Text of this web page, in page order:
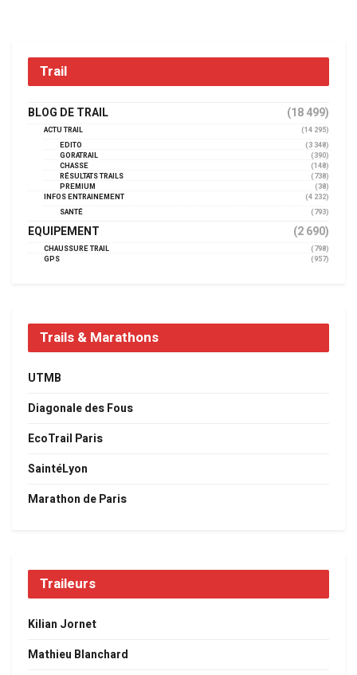
Trail
BLOG DE TRAIL (18 499)
ACTU TRAIL
(14 295)
EDITO
(3 348)
GORATRAIL
(390)
CHASSE
(148)
RÉSULTATS TRAILS
(738)
PREMIUM
(38)
INFOS ENTRAINEMENT
(4 232)
SANTÉ
(793)
EQUIPEMENT (2 690)
CHAUSSURE TRAIL
(798)
GPS
(957)
Trails & Marathons
UTMB
Diagonale des Fous
EcoTrail Paris
SaintéLyon
Marathon de Paris
Traileurs
Kilian Jornet
Mathieu Blanchard